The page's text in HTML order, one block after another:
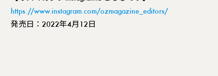
https://www.instagram.com/ozmagazine_editors/
発売日：2022年4月12日